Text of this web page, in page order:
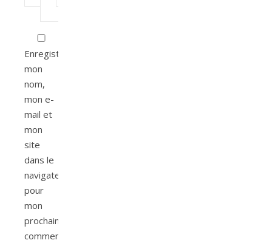
Enregistrer
mon
nom,
mon e-
mail et
mon
site
dans le
navigateur
pour
mon
prochain
commentaire.